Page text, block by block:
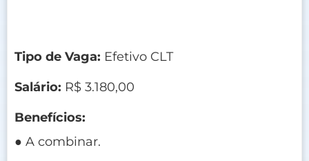
Tipo de Vaga: Efetivo CLT
Salário: R$ 3.180,00
Benefícios:
● A combinar.